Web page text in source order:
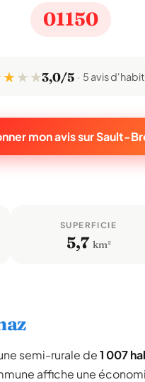
01150
★★ ★3,0/5 5 avis
mon avis sur Sault-
SUPERFICIE
5,7 km²
semi-rurale de1 007
affiche une